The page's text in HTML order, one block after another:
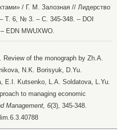
/ Г. М. Залозная // Лидерство
Т. 6, № 3. – С. 345-348. – DOI
EDN MWUXWO.
Review of the monograph by Zh.A.
N.K. Borisyuk, D.Yu.
E.I. Kutsenko, L.A. Soldatova, L.Yu.
to managing economic
Management, 6(3), 345-348.